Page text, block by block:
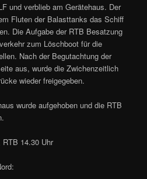
und verblieb am Gerätehaus. Der
Fluten der Balasttanks das Schiff
Die Aufgabe der RTB Besatzung
zum Löschboot für die
Nach der Begutachtung der
aus, wurde die Zwichenzeitlich
wieder freigegeben.
wurde aufgehoben und die RTB
RTB 14.30 Uhr